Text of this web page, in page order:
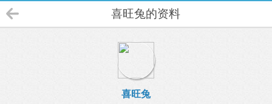
喜旺兔的资料
喜旺兔